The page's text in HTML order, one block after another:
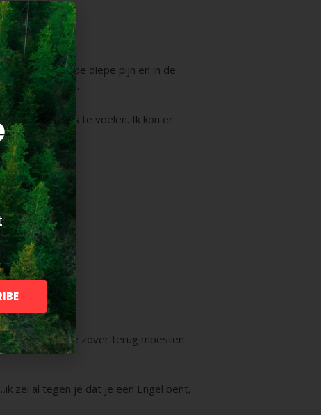
bracht me bij de diepe pijn en in de
om te gaan.
gebeurtenis te voelen. Ik kon er
doen.
Dat we zóver terug moesten
zei al tegen je dat je een Engel bent,